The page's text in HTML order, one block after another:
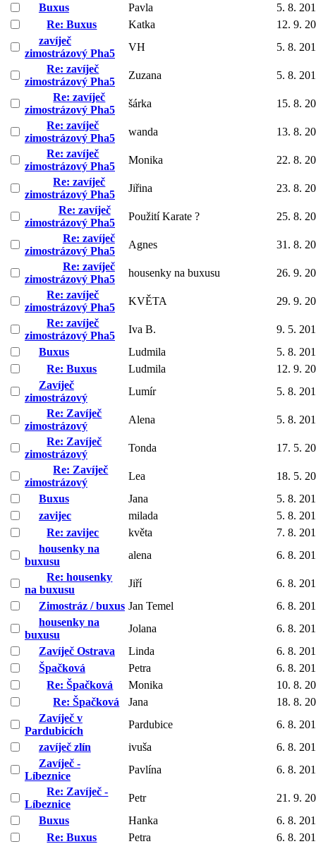
Buxus
Pavla
5. 8.
Re: Buxus
Katka
12. 9.
zavíječ
zimostrázový Pha5
VH
5. 8.
Re: zavíječ
zimostrázový Pha5
Zuzana
5. 8.
Re: zavíječ
zimostrázový Pha5
šárka
15. 8.
Re: zavíječ
zimostrázový Pha5
wanda
13. 8.
Re: zavíječ
zimostrázový Pha5
Monika
22. 8.
Re: zavíječ
zimostrázový Pha5
Jiřina
23. 8.
Re: zavíječ
zimostrázový Pha5
Použití Karate ?
25. 8.
Re: zavíječ
zimostrázový Pha5
Agnes
31. 8.
Re: zavíječ
zimostrázový Pha5
housenky na buxusu
26. 9.
Re: zavíječ
zimostrázový Pha5
KVĚTA
29. 9.
Re: zavíječ
zimostrázový Pha5
Iva B.
9. 5.
Buxus
Ludmila
5. 8.
Re: Buxus
Ludmila
12. 9.
Zavíječ
zimostrázový
Lumír
5. 8.
Re: Zavíječ
zimostrázový
Alena
5. 8.
Re: Zavíječ
zimostrázový
Tonda
17. 5.
Re: Zavíječ
zimostrázový
Lea
18. 5.
Buxus
Jana
5. 8.
zavijec
milada
5. 8.
Re: zavijec
květa
7. 8.
housenky na
buxusu
alena
6. 8.
Re: housenky
na buxusu
Jiří
6. 8.
Zimostráz / buxus Jan Temel
6. 8.
housenky na
buxusu
Jolana
6. 8.
Zavíječ Ostrava
Linda
6. 8.
Špačková
Petra
6. 8.
Re: Špačková
Monika
10. 8.
Re: Špačková
Jana
18. 8.
Zavíječ v
Pardubicích
Pardubice
6. 8.
zavíječ zlín
ivuša
6. 8.
Zavíječ -
Líbeznice
Pavlína
6. 8.
Re: Zavíječ -
Líbeznice
Petr
21. 9.
Buxus
Hanka
6. 8.
Re: Buxus
Petra 6. 8.